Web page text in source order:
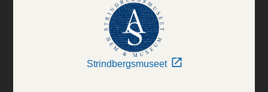
Strindbergsmuseet